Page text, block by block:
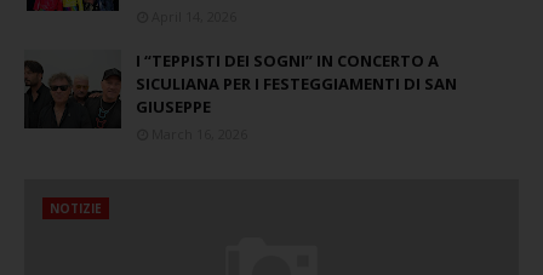
I “TEPPISTI DEI SOGNI” IN CONCERTO A
SICULIANA PER I FESTEGGIAMENTI DI SAN
GIUSEPPE
NOTIZIE